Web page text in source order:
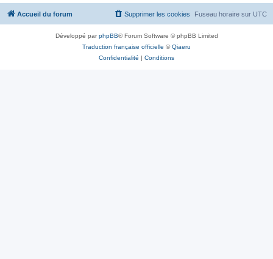
Accueil du forum Fuseau horaire sur UTC
Supprimer les cookies
Développé parphpBB® Forum Software © phpBB Limited
Traduction française officielle ©Qiaeru
Confidentialité | Conditions